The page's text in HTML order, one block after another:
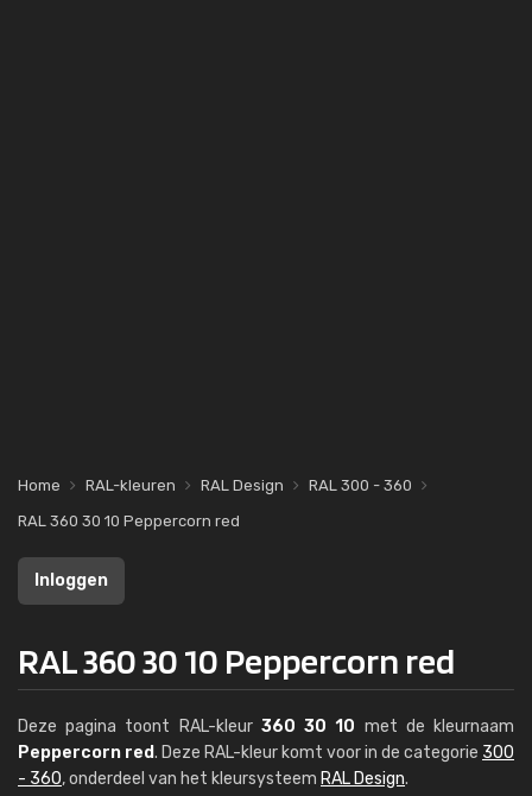
Home RAL-kleuren RAL Design
RAL 300 - 360
RAL 360 30 10 Peppercorn red
Inloggen
RAL 360 30 10 Peppercorn red
Deze pagina toont RAL-kleur 360 30 10 met de kleurnaam
Peppercorn red. Deze RAL-kleur komt voor in de categorie 300
- 360, onderdeel van het kleursysteem RAL Design.